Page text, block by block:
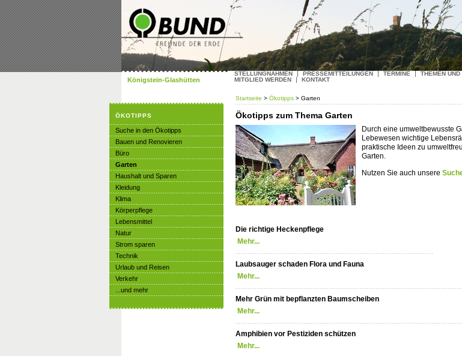
Königstein-Glashütten
Startseite > Ökotipps > Garten
Ökotipps zum Thema Garten
Durch eine umweltbewusste
Lebewesen wichtige
praktische Ideen zu
Garten.
Nutzen Sie auch unsere
Die richtige Heckenpflege
Mehr...
Laubsauger schaden Flora und Fauna
Mehr...
Mehr Grün mit bepflanzten Baumscheiben
Mehr...
Amphibien vor Pestiziden schützen
Mehr...
ÖKOTIPPS
Suche in den Ökotipps
Bauen und Renovieren
Büro
Garten
Haushalt und Sparen
Kleidung
Klima
Körperpflege
Lebensmittel
Natur
Strom sparen
Technik
Urlaub und Reisen
Verkehr
...und mehr
STELLUNGNAHMEN PRESSEMITTEILUNGEN TERMINE THEMEN
MITGLIED WERDEN
KONTAKT